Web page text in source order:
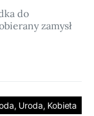
do
zamysł
Uroda, Kobieta